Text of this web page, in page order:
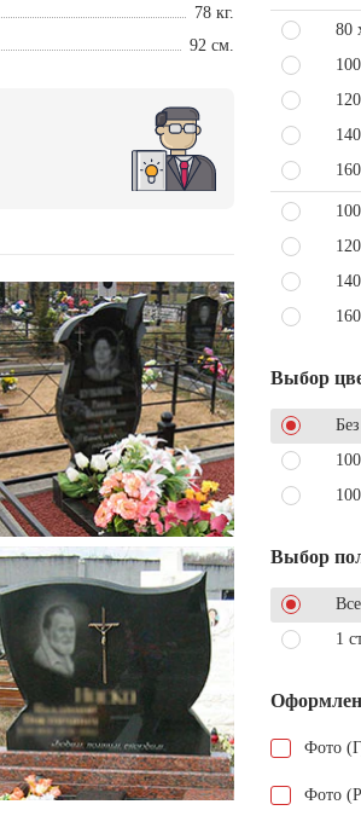
78 кг.
92 см.
80
Выбор
Выбор
1
Фото
Фото